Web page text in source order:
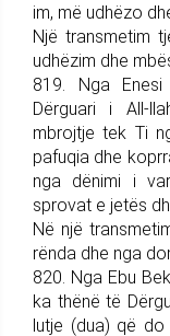
im, më udhëzo
Një transmetim
udhëzim dhe
819. Nga
Dërguari i All-
mbrojtje tek Ti
pafuqia dhe
nga dënimi i
sprovat e jetës
Në një
rënda dhe nga
820. Nga Ebu
ka thënë të
lutje (dua) që do